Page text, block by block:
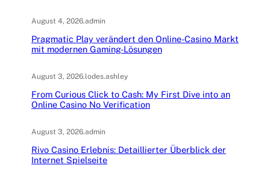
August 4, 2026.admin
Pragmatic Play verändert den Online-Casino Markt
mit modernen Gaming-Lösungen
August 3, 2026.lodes.ashley
From Curious Click to Cash: My First Dive into an
Online Casino No Verification
August 3, 2026.admin
Rivo Casino Erlebnis: Detaillierter Überblick der
Internet Spielseite